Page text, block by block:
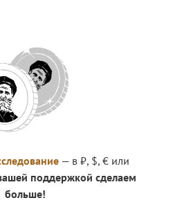
— в ₽, $, € или
поддержкой сделаем
больше!